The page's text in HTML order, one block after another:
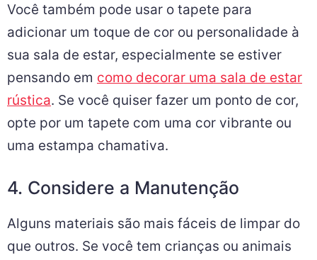
Você também pode usar o tapete para
adicionar um toque de cor ou personalidade à
sua sala de estar, especialmente se estiver
pensando em como decorar uma sala de estar
rústica. Se você quiser fazer um ponto de cor,
opte por um tapete com uma cor vibrante ou
uma estampa chamativa.
4. Considere a Manutenção
Alguns materiais são mais fáceis de limpar do
que outros. Se você tem crianças ou animais